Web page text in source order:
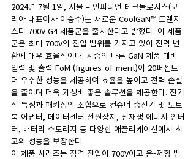
2024년 7월 1일, 서울 – 인피니언 테크놀로지스(코
리아 대표이사 이승수)는 새로운 CoolGaN™ 트랜지
스터 700V G4 제품군을 출시한다고 밝혔다. 이 제품
군은 최대 700V의 전압 범위를 가지고 있어 전력 변
환에 매우 효율적이다. 시중의 다른 GaN 제품 대비
입력 및 출력 FoM (figures-of-merit)이 20퍼센트
더 우수한 성능을 제공하여 효율을 높이고 전력 손실
을 줄이며 더욱 가성비 좋은 솔루션을 제공한다. 전기
적 특성과 패키징의 조합으로 컨슈머 충전기 및 노트
북 어댑터, 데이터센터 전원장치, 신재생 에너지 인버
터, 배터리 스토리지 등 다양한 애플리케이션에서 최
고의 성능을 보장한다.
이 제품 시리즈는 정격 전압이 700V이고 온-저항 범